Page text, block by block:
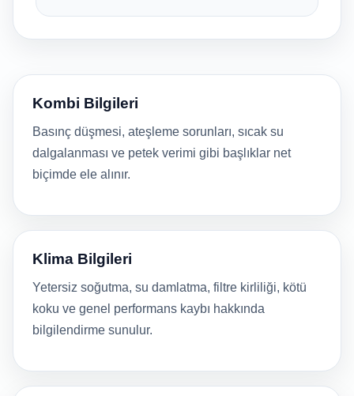
Kombi Bilgileri
Basınç düşmesi, ateşleme sorunları, sıcak su
dalgalanması ve petek verimi gibi başlıklar net
biçimde ele alınır.
Klima Bilgileri
Yetersiz soğutma, su damlatma, filtre kirliliği, kötü
koku ve genel performans kaybı hakkında
bilgilendirme sunulur.